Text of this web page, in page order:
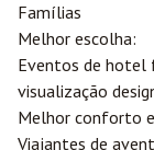
Famílias
Melhor escolha:
Eventos de hotel
visualização
Melhor conforto e
Viajantes de